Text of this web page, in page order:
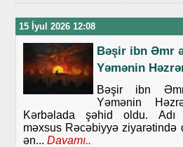
15 İyul 2026 12:08
Bəşir ibn Əmr
Yəmənin
Bəşir ibn
Yəmənin
Kərbəlada şəhid oldu. Adı
məxsus Rəcəbiyyə ziyarətində
ən... Davamı..